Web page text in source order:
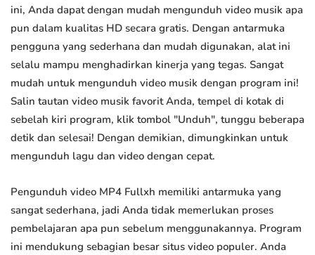
ini, Anda dapat dengan mudah mengunduh video musik apa
pun dalam kualitas HD secara gratis. Dengan antarmuka
pengguna yang sederhana dan mudah digunakan, alat ini
selalu mampu menghadirkan kinerja yang tegas. Sangat
mudah untuk mengunduh video musik dengan program ini!
Salin tautan video musik favorit Anda, tempel di kotak di
sebelah kiri program, klik tombol "Unduh", tunggu beberapa
detik dan selesai! Dengan demikian, dimungkinkan untuk
mengunduh lagu dan video dengan cepat.
Pengunduh video MP4 Fullxh memiliki antarmuka yang
sangat sederhana, jadi Anda tidak memerlukan proses
pembelajaran apa pun sebelum menggunakannya. Program
ini mendukung sebagian besar situs video populer. Anda